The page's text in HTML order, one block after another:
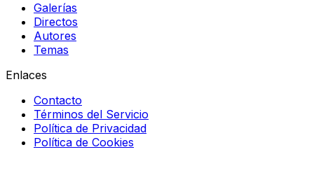
Galerías
Directos
Autores
Temas
Enlaces
Contacto
Términos del Servicio
Política de Privacidad
Política de Cookies